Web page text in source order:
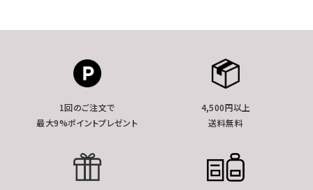
1回のご注文で
最大9%ポイントプレゼント
4,500円以上
送料無料